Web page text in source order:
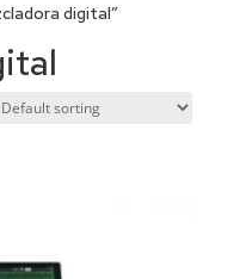
digital”